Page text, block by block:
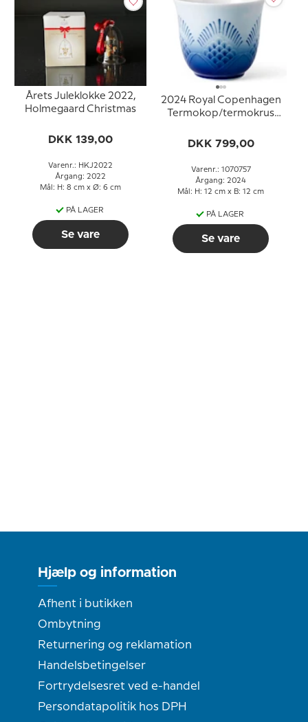
Årets Juleklokke 2022,
Holmegaard Christmas
DKK 139,00
Varenr.: HKJ2022
Årgang: 2022
Mål: H: 8 cm x Ø: 6 cm
PÅ LAGER
Se vare
2024 Royal Copenhagen
Termokop/termokrus
DKK 799,00
Varenr.: 1070757
Årgang: 2024
Mål: H: 12 cm x B: 12 cm
PÅ LAGER
Se vare
Hjælp og information
Afhent i butikken
Ombytning
Returnering og reklamation
Handelsbetingelser
Fortrydelsesret ved e-handel
Persondatapolitik hos DPH